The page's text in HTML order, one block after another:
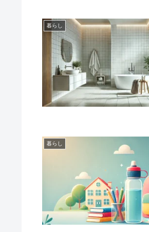
暮らし
暮らし